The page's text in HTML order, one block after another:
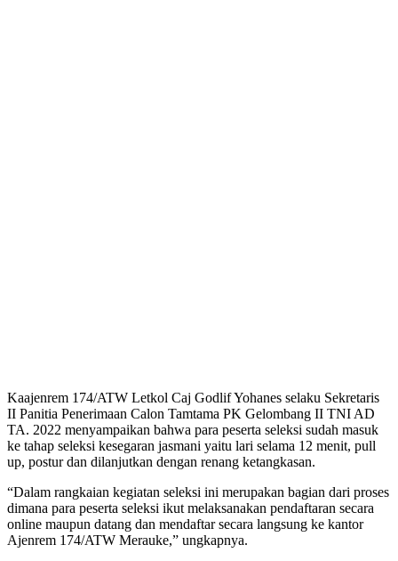
Kaajenrem 174/ATW Letkol Caj Godlif Yohanes selaku Sekretaris
II Panitia Penerimaan Calon Tamtama PK Gelombang II TNI AD
TA. 2022 menyampaikan bahwa para peserta seleksi sudah masuk
ke tahap seleksi kesegaran jasmani yaitu lari selama 12 menit, pull
up, postur dan dilanjutkan dengan renang ketangkasan.
“Dalam rangkaian kegiatan seleksi ini merupakan bagian dari proses
dimana para peserta seleksi ikut melaksanakan pendaftaran secara
online maupun datang dan mendaftar secara langsung ke kantor
Ajenrem 174/ATW Merauke,” ungkapnya.